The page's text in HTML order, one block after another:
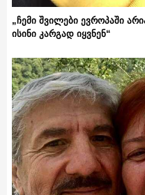
„ჩემი შვილები ევროპაში
ისინი კარგად იყვნენ“